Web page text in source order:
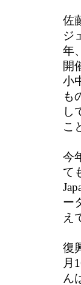
佐
ジ
年
開
小
も
し
こ
今
て
ー
え
復
月
ん